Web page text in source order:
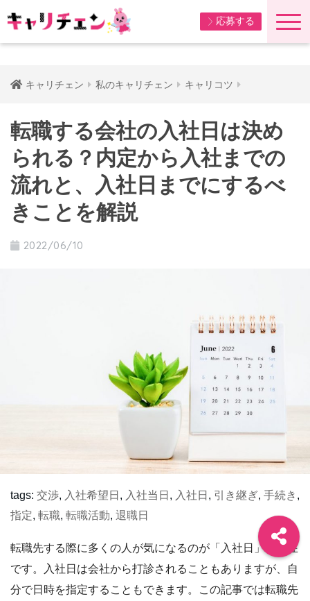
応募する
キャリチェン 私のキャリチェン キャリコツ
転職する会社の入社日は決め
られる？内定から入社までの
流れと、入社日までにするべ
きことを解説
2022/06/10
tags: 交渉, 入社希望日 , 入社当日 , 入社日 , 引き継ぎ, 手続き ,
指定, 転職, 転職活動, 退職日
転職先する際に多くの人が気になるのが「入社日」の存在
です。入社日は会社から打診されることもありますが、自
分で日時を指定することもできます。この記事では転職先